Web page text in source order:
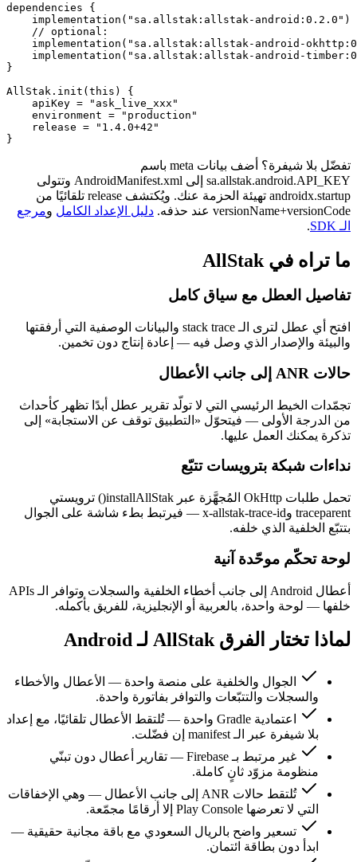
dependencies {
    implementation("sa.allstak:allstak-android:0.2.0")
    // optional:
implementation("sa.allstak:allstak-android-
implementation("sa.allstak:allstak-android-
}
AllStak.init(this) {
    apiKey = "ask_live_xxx"
    environment = "production"
    release = "1.4.0+42"
}
تفضّل بلا شيفرة؟ أضف بيانات meta باسم
sa.allstak.android.API_KEY إلى AndroidManifest.xml وتتولى
androidx.startup تهيئة الحزمة عنك. ويُكتشف release تلقائيًا من
versionName+versionCode عند حذفه.
دليل الإعداد الكامل ومرجع
الـ SDK
.
ما تراه في AllStak
تفاصيل العطل مع سياق كامل
افتح أي عطل لترى الـ stack trace والبيانات الوصفية التي أرفقتها
والبيئة والإصدار الذي وصل فيه — إعادة إنتاج دون تخمين.
حالات ANR إلى جانب الأعطال
تجمّدات الخيط الرئيسي التي لا تولّد تقرير عطل أبدًا تظهر كأحداث
من الدرجة الأولى — فيتحوّل «التطبيق توقف عن الاستجابة» إلى
تذكرة يمكنك العمل عليها.
نداءات شبكة بترويسات تتبّع
تحمل طلبات OkHttp المُجهَّزة عبر installAllStak() ترويستي
traceparent وx-allstak-trace-id — فيرتبط بطء شاشة على الجوال
بتتبّع الخلفية الذي خلفه.
لوحة تحكّم موحّدة آنية
أعطال Android إلى جانب أخطاء الخلفية والسجلات وتوافر الـ APIs
خلفها — لوحة واحدة، بالعربية أو الإنجليزية، للفريق بأكمله.
لماذا تختار الفرق AllStak لـ Android
الجوال والخلفية على منصة واحدة — الأعطال والأخطاء
والسجلات والتتبّعات والتوافر بفاتورة واحدة.
اعتمادية Gradle واحدة — تُلتقط الأعطال تلقائيًا، مع إعداد
بلا شيفرة عبر الـ manifest إن فضّلت.
غير مرتبط بـ Firebase — تقارير أعطال دون تبنّي
منظومة مزوّد ثانٍ كاملة.
تُلتقط حالات ANR إلى جانب الأعطال — وهي الإخفاقات
التي لا تعرضها Play Console إلا أرقامًا مجمّعة.
تسعير واضح بالريال السعودي مع باقة مجانية حقيقية —
ابدأ دون بطاقة ائتمان.